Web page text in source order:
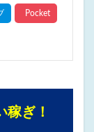
ぎ！